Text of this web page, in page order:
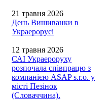
21 травня 2026
День Вишиванки в
Украерорусі
12 травня 2026
САІ Украероруху
розпочала співпрацю з
компанією ASAP s.r.o. у
місті Пезінок
(Словаччина).